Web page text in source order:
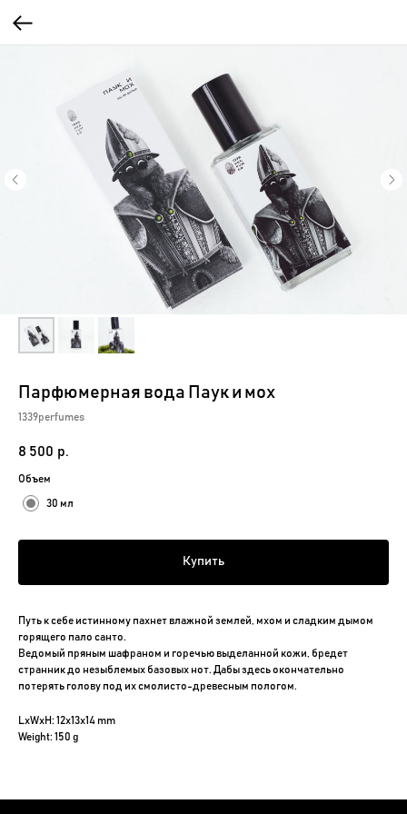
Парфюмерная вода Паук и мох
1339perfumes
8 500 р.
Объем
30 мл
Купить
Путь к себе истинному пахнет влажной землей, мхом и сладким дымом
горящего пало санто.
Ведомый пряным шафраном и горечью выделанной кожи, бредет
странник до незыблемых базовых нот. Дабы здесь окончательно
потерять голову под их смолисто-древесным пологом.
LxWxH: 12x13x14 mm
Weight: 150 g